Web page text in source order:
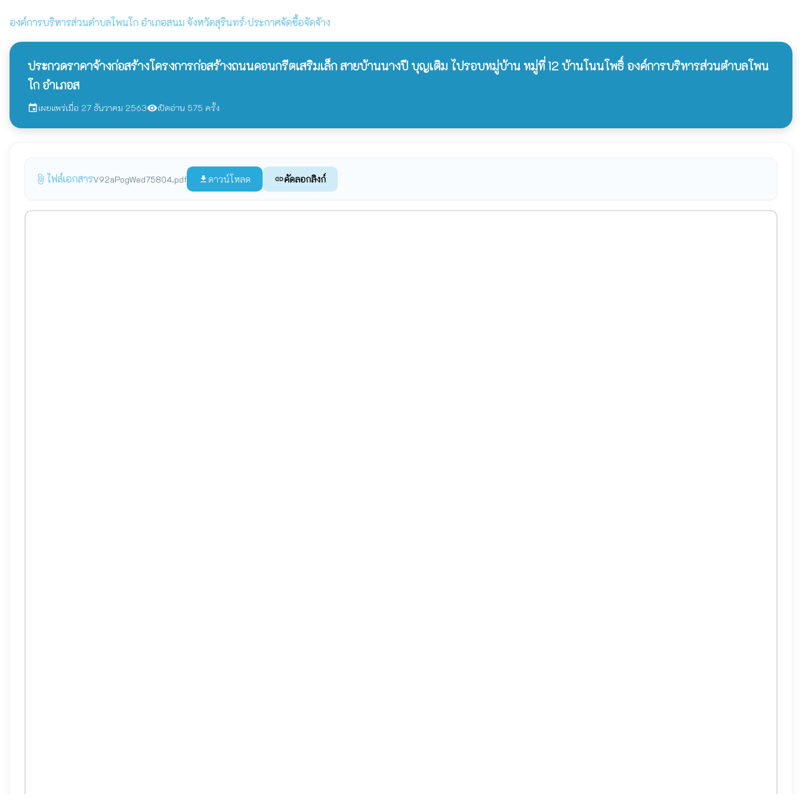
องค์การบริหารส่วนตำบลโพนโก อำเภอสนม จังหวัดสุรินทร์›ประกาศจัดซื้อจัดจ้าง
ประกวดราคาจ้างก่อสร้างโครงการก่อสร้างถนนคอนกรีตเสริมเล็ก สายบ้านนางปี บุญเติม ไปรอบหมู่บ้าน หมู่ที่ 12 บ้านโนนโพธิ์ องค์การบริหารส่วนตำบลโพน
โก อำเภอส
eventเผยแพร่เมื่อ 27 ธันวาคม 2563visibilityเปิดอ่าน 575 ครั้ง
attach_file ไฟล์เอกสารV92aPogWed75804.pdf file_download ดาวน์โหลด linkคัดลอกลิงก์